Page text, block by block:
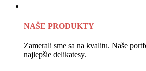
NAŠE PRODUKTY
Zamerali sme sa na kvalitu. Naše
najlepšie delikatesy.